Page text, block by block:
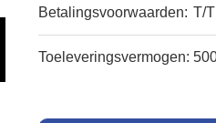
Betalingsvoorwaarden: T/
Toeleveringsvermogen: